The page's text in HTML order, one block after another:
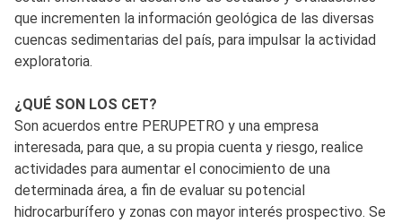
que incrementen la información geológica de las diversas
cuencas sedimentarias del país, para impulsar la actividad
exploratoria.
¿QUÉ SON LOS CET?
Son acuerdos entre PERUPETRO y una empresa
interesada, para que, a su propia cuenta y riesgo, realice
actividades para aumentar el conocimiento de una
determinada área, a fin de evaluar su potencial
hidrocarburífero y zonas con mayor interés prospectivo. Se